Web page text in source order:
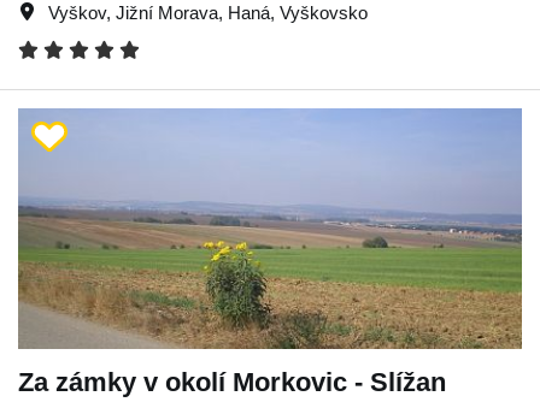
Vyškov, Jižní Morava, Haná, Vyškovsko
Za zámky v okolí Morkovic - Slížan